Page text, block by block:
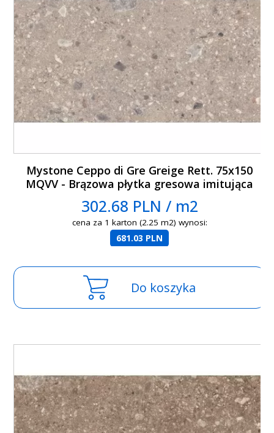
Mystone Ceppo di Gre Greige Rett. 75x150
MQVV - Brązowa płytka gresowa imitująca
lastryko
302.68 PLN / m2
cena za 1 karton (2.25 m2) wynosi:
681.03 PLN
Do koszyka